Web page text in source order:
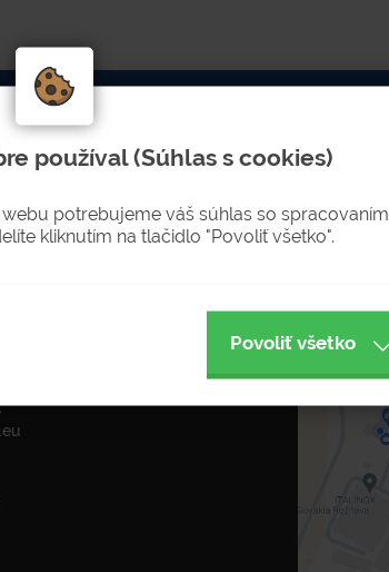
novinky
newsletterov
používal (Súhlas s cookies)
potrebujeme váš súhlas so spracovaním
kliknutím na tlačidlo "Povoliť všetko".
Povoliť všetko